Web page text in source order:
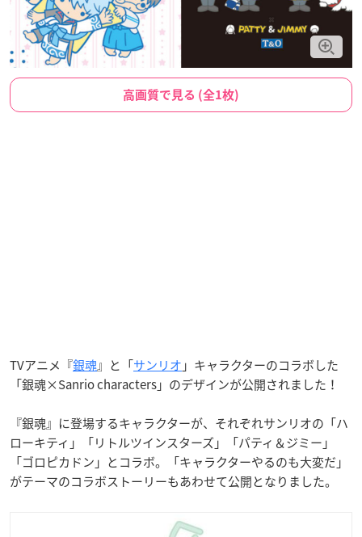
高画質で見る (全1枚)
TVアニメ『銀魂』と「サンリオ 」キャラクターのコラボした
「銀魂×Sanrio characters」のデザインが公開されました！
『銀魂』に登場するキャラクターが、それぞれサンリオの「ハ
ローキティ」「リトルツインスターズ」「パティ＆ジミー」
「ゴロピカドン」とコラボ。「キャラクターやるのも大変だ」
がテーマのコラボストーリーもあわせて公開となりました。